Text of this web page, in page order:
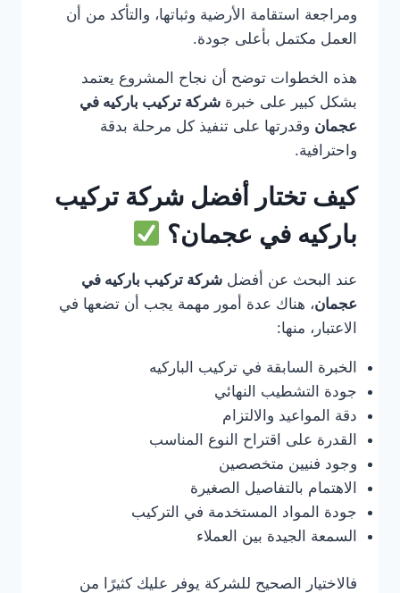
ومراجعة استقامة الأرضية وثباتها، والتأكد من أن
العمل مكتمل بأعلى جودة.
هذه الخطوات توضح أن نجاح المشروع يعتمد
بشكل كبير على خبرة شركة تركيب باركيه في
عجمان وقدرتها على تنفيذ كل مرحلة بدقة
واحترافية.
كيف تختار أفضل شركة تركيب
باركيه في عجمان؟
عند البحث عن أفضل شركة تركيب باركيه في
عجمان، هناك عدة أمور مهمة يجب أن تضعها في
الاعتبار، منها:
الخبرة السابقة في تركيب الباركيه
جودة التشطيب النهائي
دقة المواعيد والالتزام
القدرة على اقتراح النوع المناسب
وجود فنيين متخصصين
الاهتمام بالتفاصيل الصغيرة
جودة المواد المستخدمة في التركيب
السمعة الجيدة بين العملاء
فالاختيار الصحيح للشركة يوفر عليك كثيرًا من